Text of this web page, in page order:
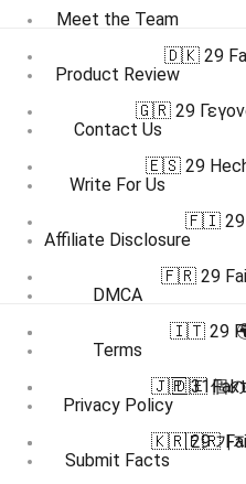
Meet the Team
Product Review
Contact Us
Write For Us
Affiliate Disclosure
DMCA
Terms
Privacy Policy
Submit Facts
🇩🇰 29
🇬🇷 29
🇪🇸 29
🇫🇮 29
🇫🇷 29
🇮🇹 29
🇯🇵 31個の
🇰🇷 29 가지
🇩🇪
🇫🇷